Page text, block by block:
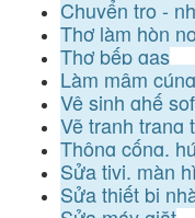
Chuyển trọ -
Thợ làm hòn
Thợ bếp gas
Làm mâm cúng
Vệ sinh ghế
Vẽ tranh trang
Thông cống,
Sửa tivi, màn
Sửa thiết bị